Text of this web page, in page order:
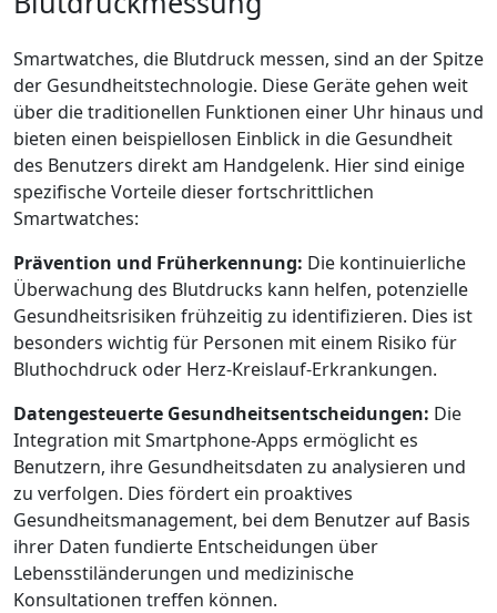
Smartwatches, die Blutdruck messen, sind an der Spitze
der Gesundheitstechnologie. Diese Geräte gehen weit
über die traditionellen Funktionen einer Uhr hinaus und
bieten einen beispiellosen Einblick in die Gesundheit
des Benutzers direkt am Handgelenk. Hier sind einige
spezifische Vorteile dieser fortschrittlichen
Smartwatches:
Prävention und Früherkennung: Die kontinuierliche
Überwachung des Blutdrucks kann helfen, potenzielle
Gesundheitsrisiken frühzeitig zu identifizieren. Dies ist
besonders wichtig für Personen mit einem Risiko für
Bluthochdruck oder Herz-Kreislauf-Erkrankungen.
Datengesteuerte Gesundheitsentscheidungen: Die
Integration mit Smartphone-Apps ermöglicht es
Benutzern, ihre Gesundheitsdaten zu analysieren und
zu verfolgen. Dies fördert ein proaktives
Gesundheitsmanagement, bei dem Benutzer auf Basis
ihrer Daten fundierte Entscheidungen über
Lebensstiländerungen und medizinische
Konsultationen treffen können.